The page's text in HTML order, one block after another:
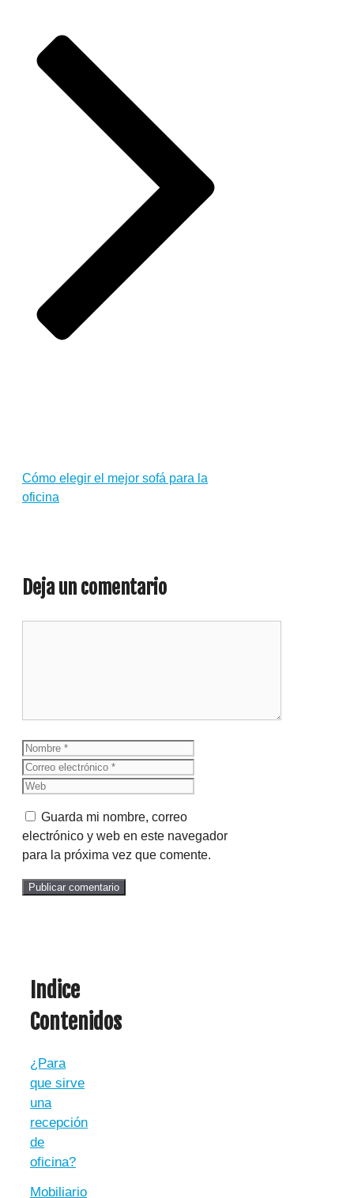
Cómo elegir el mejor sofá para la
oficina
Deja un comentario
Nombre
Guarda mi nombre, correo
electrónico y web en este navegador
para la próxima vez que comente.
Indice
Contenidos
¿Para
que sirve
una
recepción
de
oficina?
Mobiliario